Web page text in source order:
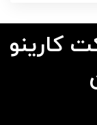
کارینو